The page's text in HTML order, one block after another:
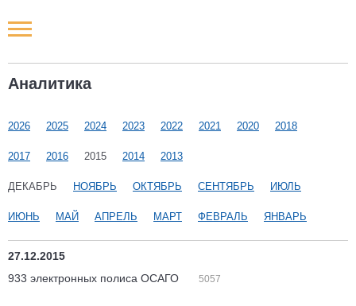
Аналитика
2026 2025 2024 2023 2022 2021 2020 2018
2017 2016 2015 2014 2013
ДЕКАБРЬ НОЯБРЬ ОКТЯБРЬ СЕНТЯБРЬ ИЮЛЬ
ИЮНЬ МАЙ АПРЕЛЬ МАРТ ФЕВРАЛЬ ЯНВАРЬ
27.12.2015
933 электронных полиса ОСАГО
5057
Новости РФ
Наши мероприятия
Статьи